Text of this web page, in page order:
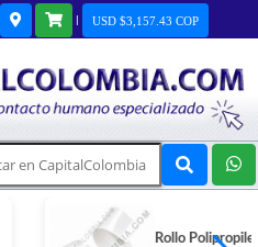
| USD $3,157.43 COP
Brillante 4"x150mt Epson